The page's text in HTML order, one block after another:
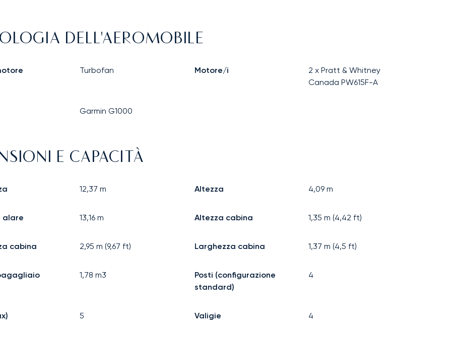
DELL'AEROMOBILE
Turbofan Motore/i
2 x Pratt & Whitney
Canada PW615F-A
Garmin G1000
E CAPACITÀ
12,37 m Altezza 4,09 m
alare 13,16 m Altezza cabina 1,35 m (4,42 ft)
cabina 2,95 m (9,67 ft) Larghezza cabina 1,37 m (4,5 ft)
1,78 m3
Posti (configurazione
standard)
4
5 Valigie 4